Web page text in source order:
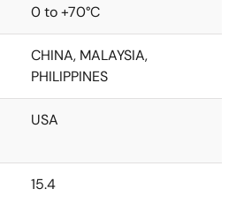
0 to +70°C
CHINA, MALAYSIA,
PHILIPPINES
USA
15.4